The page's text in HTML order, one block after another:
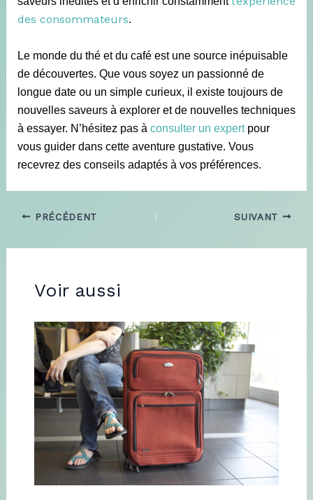
des consommateurs.
Le monde du thé et du café est une source inépuisable
de découvertes. Que vous soyez un passionné de
longue date ou un simple curieux, il existe toujours de
nouvelles saveurs à explorer et de nouvelles techniques
à essayer. N’hésitez pas à consulter un expertpour
vous guider dans cette aventure gustative. Vous
recevrez des conseils adaptés à vos préférences.
PRÉCÉDENT SUIVANT
Voir aussi